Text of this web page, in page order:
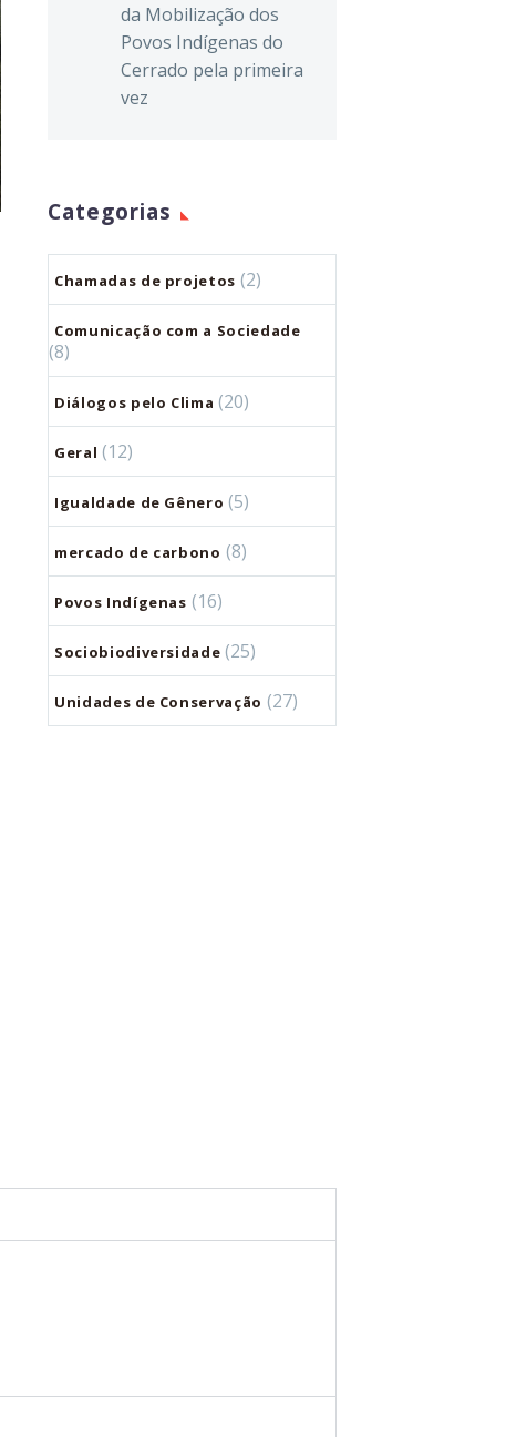
da Mobilização dos
Povos Indígenas do
Cerrado pela primeira
vez
Categorias
Chamadas de projetos (2)
Comunicação com a Sociedade
(8)
Diálogos pelo Clima (20)
Geral (12)
Igualdade de Gênero (5)
mercado de carbono (8)
Povos Indígenas (16)
Sociobiodiversidade (25)
Unidades de Conservação (27)